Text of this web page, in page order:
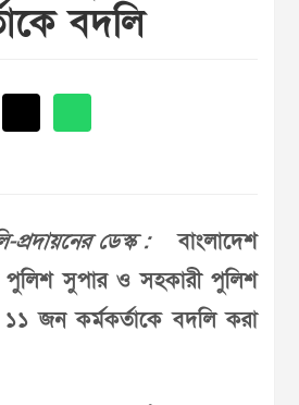
বদলি
প্রদায়নের ডেস্ক :বাংলাদেশ
পুলিশ সুপার ও সহকারী পুলিশ
১১ জন কর্মকর্তাকে বদলি করা